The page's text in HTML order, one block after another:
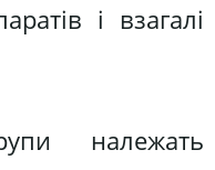
і взагалі
належать